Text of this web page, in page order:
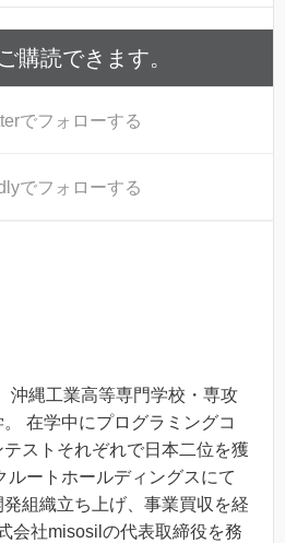
購読できます。
でフォローする
でフォローする
沖縄工業高等専門学校・専攻
在学中にプログラミングコ
ストそれぞれで日本二位を獲
ルートホールディングスにて
組織立ち上げ、事業買収を経
会社misosilの代表取締役を務